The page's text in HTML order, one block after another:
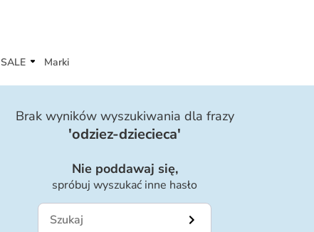
SALE Marki
Brak wyników wyszukiwania dla frazy
'odziez-dziecieca'
Nie poddawaj się,
spróbuj wyszukać inne hasło